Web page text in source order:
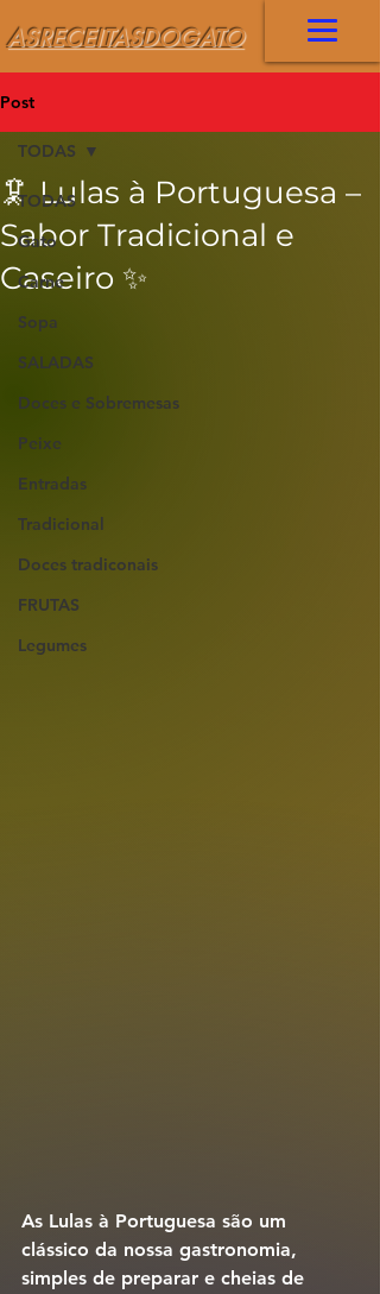
ASRECEITASDOGATO
Post
TODAS
Gato
Carne
Sopa
SALADAS
Doces e Sobremesas
Peixe
Entradas
Tradicional
Doces tradiconais
FRUTAS
Legumes
TODAS
🦑 Lulas à Portuguesa –
Sabor Tradicional e
Caseiro ✨
As Lulas à Portuguesa são um
clássico da nossa gastronomia,
simples de preparar e cheias de